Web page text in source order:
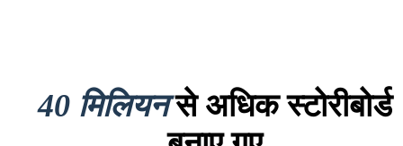
40 मिलियनसे अधिक स्टोरीबोर्ड